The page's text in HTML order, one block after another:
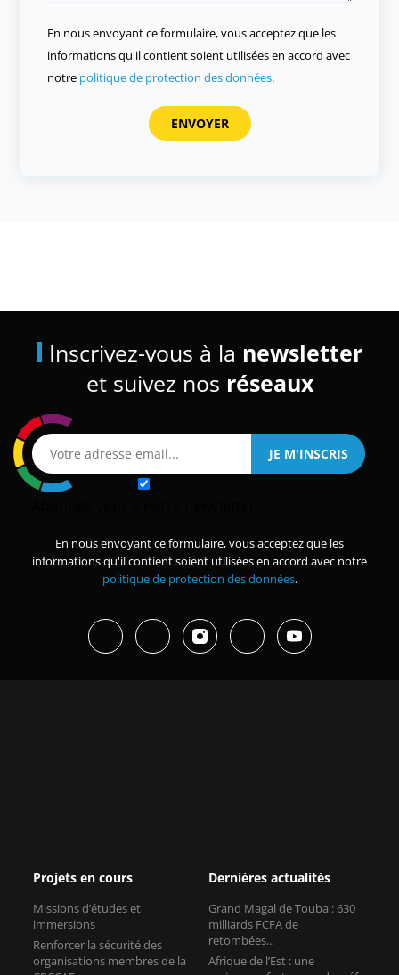
En nous envoyant ce formulaire, vous acceptez que les
informations qu'il contient soient utilisées en accord avec
notre politique de protection des données.
Inscrivez-vous à la newsletter
et suivez nos réseaux
En nous envoyant ce formulaire, vous acceptez que les
informations qu'il contient soient utilisées en accord avec notre
politique de protection des données.
Projets en cours
Missions d’études et
immersions
Renforcer la sécurité des
organisations membres de la
Dernières actualités
Grand Magal de Touba : 630
milliards FCFA de
retombées...
Afrique de l’Est : une